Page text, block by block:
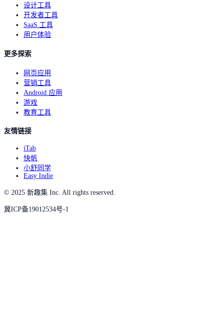
设计工具
开发者工具
SaaS 工具
用户体验
更多探索
网页应用
营销工具
Android 应用
游戏
教育工具
友情链接
iTab
快帆
小舒同学
Easy Indie
© 2025 新趣集 Inc. All rights reserved.
冀ICP备19012534号-1